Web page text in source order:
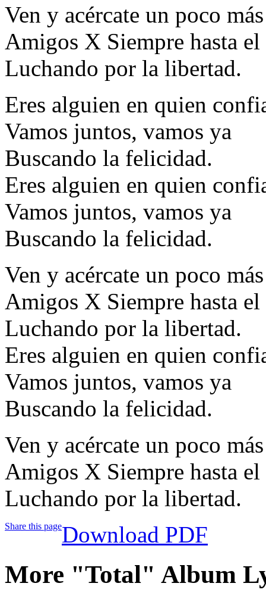
Ven y acércate un poco más
Amigos X Siempre hasta
Luchando por la libertad.
Eres alguien en quien
Vamos juntos, vamos ya
Buscando la felicidad.
Eres alguien en quien
Vamos juntos, vamos ya
Buscando la felicidad.
Ven y acércate un poco más
Amigos X Siempre hasta
Luchando por la libertad.
Eres alguien en quien
Vamos juntos, vamos ya
Buscando la felicidad.
Ven y acércate un poco más
Amigos X Siempre hasta
Luchando por la libertad.
Share this pageDownload PDF
More "Total" Album